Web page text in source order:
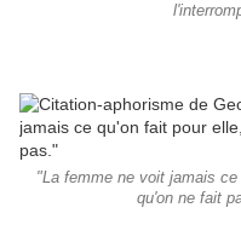
"La femme ne voit jamais
qu'on ne fait